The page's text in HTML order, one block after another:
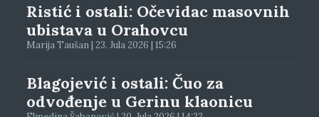
Ristić i ostali: Očevidac masovnih
ubistava u Orahovcu
Marija Taušan | 23. Jula 2026 | 15:26
Blagojević i ostali: Čuo za
odvođenje u Gerinu klaonicu